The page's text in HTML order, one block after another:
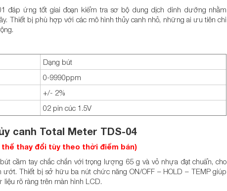
đáp ứng tốt giai đoạn kiểm tra sơ bộ dung dịch dinh dưỡng nhằm
Thiết bị phù hợp với các mô hình thủy canh nhỏ, những ai ưu tiên chi
Dạng bút
0-9990ppm
+/- 2%
02 pin cúc 1.5V
canh Total Meter TDS-04
thể thay đổi tùy theo thời điểm bán)
cầm tay chắc chắn với trọng lượng 65 g và vỏ nhựa đạt chuẩn, cho
Thiết bị sở hữu ba nút chức năng ON/OFF – HOLD – TEMP giúp
liệu rõ ràng trên màn hình LCD.